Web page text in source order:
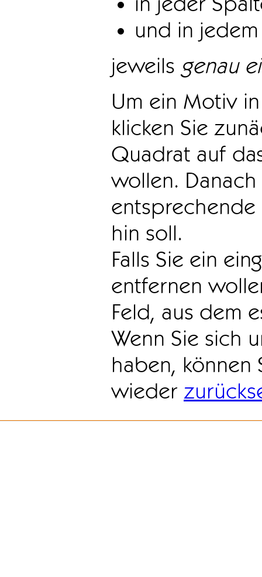
und in
jeweils genau
Um ein Motiv
klicken Sie
Quadrat auf
wollen.
hin soll.
Falls Sie ein
entfernen
Feld, aus dem
Wenn Sie sich
haben, können
wieder